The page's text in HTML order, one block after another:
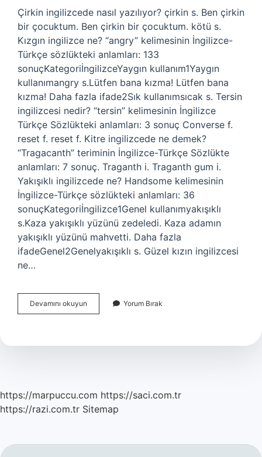
Çirkin ingilizcede nasıl yazılıyor? çirkin s. Ben çirkin
bir çocuktum. Ben çirkin bir çocuktum. kötü s.
Kızgın ingilizce ne? “angry” kelimesinin İngilizce-
Türkçe sözlükteki anlamları: 133
sonuçKategoriİngilizceYaygın kullanım1Yaygın
kullanımangry s.Lütfen bana kızma! Lütfen bana
kızma! Daha fazla ifade2Sık kullanımsıcak s. Tersin
ingilizcesi nedir? “tersin” kelimesinin İngilizce
Türkçe Sözlükteki anlamları: 3 sonuç Converse f.
reset f. reset f. Kitre ingilizcede ne demek?
“Tragacanth” teriminin İngilizce-Türkçe Sözlükte
anlamları: 7 sonuç. Traganth i. Traganth gum i.
Yakışıklı ingilizcede ne? Handsome kelimesinin
İngilizce-Türkçe sözlükteki anlamları: 36
sonuçKategoriİngilizce1Genel kullanımyakışıklı
s.Kaza yakışıklı yüzünü zedeledi. Kaza adamın
yakışıklı yüzünü mahvetti. Daha fazla
ifadeGenel2Genelyakışıklı s. Güzel kızın ingilizcesi
ne…
Devamını okuyun Rotgenci
Ingilizce
Yorum Bırak
https://marpuccu.com https://saci.com.tr
https://razi.com.tr Sitemap